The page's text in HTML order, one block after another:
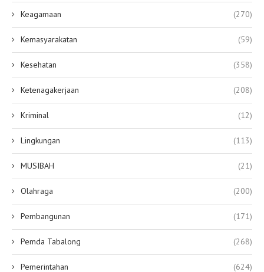
Keagamaan (270)
Kemasyarakatan (59)
Kesehatan (358)
Ketenagakerjaan (208)
Kriminal (12)
Lingkungan (113)
MUSIBAH (21)
Olahraga (200)
Pembangunan (171)
Pemda Tabalong (268)
Pemerintahan (624)